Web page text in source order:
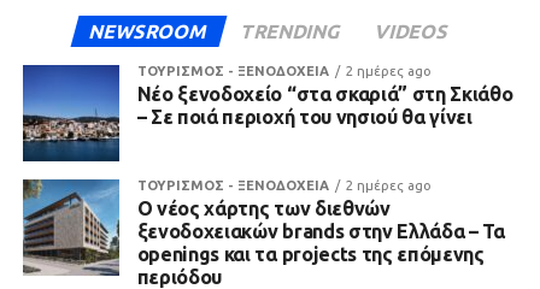
NEWSROOM TRENDING VIDEOS
ΤΟΥΡΙΣΜΟΣ - ΞΕΝΟΔΟΧΕΙΑ 2 ημέρες ago
Νέο ξενοδοχείο “στα σκαριά” στη Σκιάθο
– Σε ποιά περιοχή του νησιού θα γίνει
ΤΟΥΡΙΣΜΟΣ - ΞΕΝΟΔΟΧΕΙΑ 2 ημέρες ago
Ο νέος χάρτης των διεθνών
ξενοδοχειακών brands στην Ελλάδα – Τα
openings και τα projects της επόμενης
περιόδου